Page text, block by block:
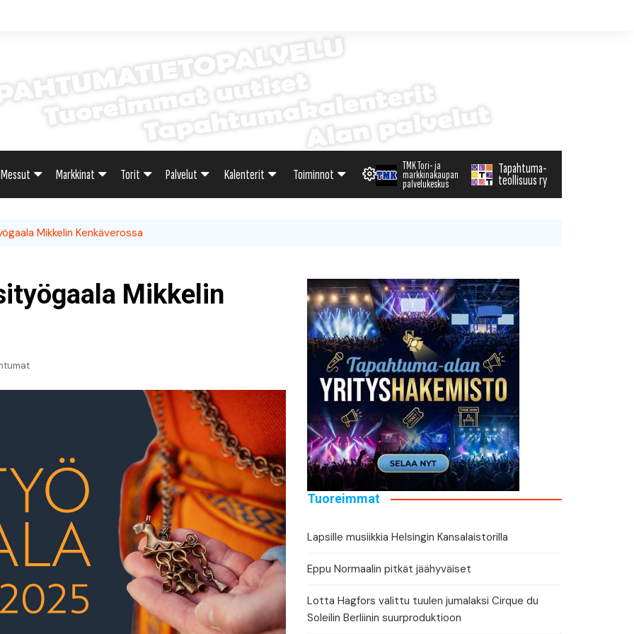
Messut Markkinat Torit Palvelut Kalenterit
Urheilukalenteri
Moottoriurheilukalenteri
Ravikalenteri
Muut
Toiminnot
Torihaku
Lähetä tapahtuman tiedot
TMK Tori- ja
markkinakaupan
palvelukeskus
Tapahtuma-
teollisuus ry
Mikkelin Kenkäverossa
Mikkelin
Tuoreimmat
Lapsille musiikkia Helsingin Kansalaistorilla
Eppu Normaalin pitkät jäähyväiset
Lotta Hagfors valittu tuulen jumalaksi Cirque du
Soleilin Berliinin suurproduktioon